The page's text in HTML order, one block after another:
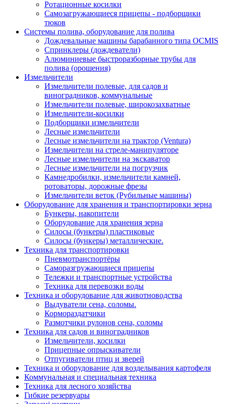
Ротационные косилки
Самозагружающиеся прицепы - подборщики
тюков
Системы полива, оборудование для полива
Дождевальные машины барабанного типа OCMIS
Спринклеры (дождеватели)
Алюминиевые быстроразборные трубы для
полива (орошения)
Измельчители
Измельчители полевые, для садов и
виноградников, коммунальные
Измельчители полевые, широкозахватные
Измельчители-косилки
Подборщики измельчители
Лесные измельчители
Лесные измельчители на трактор (Ventura)
Измельчители на стреле-манипуляторе
Лесные измельчители на экскаватор
Лесные измельчители на погрузчик
Камнедробилки, измельчители камней,
ротоваторы, дорожные фрезы
Измельчители веток (Рубильные машины)
Оборудование для хранения и транспортировки зерна
Бункеры, накопители
Оборудование для хранения зерна
Силосы (бункеры) пластиковые
Силосы (бункеры) металлические.
Техника для транспортировки
Пневмотранспортёры
Саморазгружающиеся прицепы
Тележки и транспортные устройства
Техника для перевозки воды
Техника и оборудование для животноводства
Выдуватели сена, соломы.
Кормораздатчики
Размотчики рулонов сена, соломы
Техника для садов и виноградников
Измельчители, косилки
Прицепные опрыскиватели
Отпугиватели птиц и зверей
Техника и оборудование для возделывания картофеля
Коммунальная и специальная техника
Техника для лесного хозяйства
Гибкие резервуары